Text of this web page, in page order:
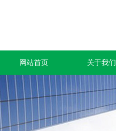
网站首页 关于我们